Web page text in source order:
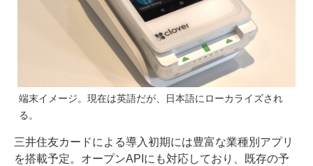
端末イメージ。現在は英語だが、日本語にローカライズされ
る。
三井住友カードによる導入初期には豊富な業種別アプリ
を搭載予定。オープンAPIにも対応しており、既存の予